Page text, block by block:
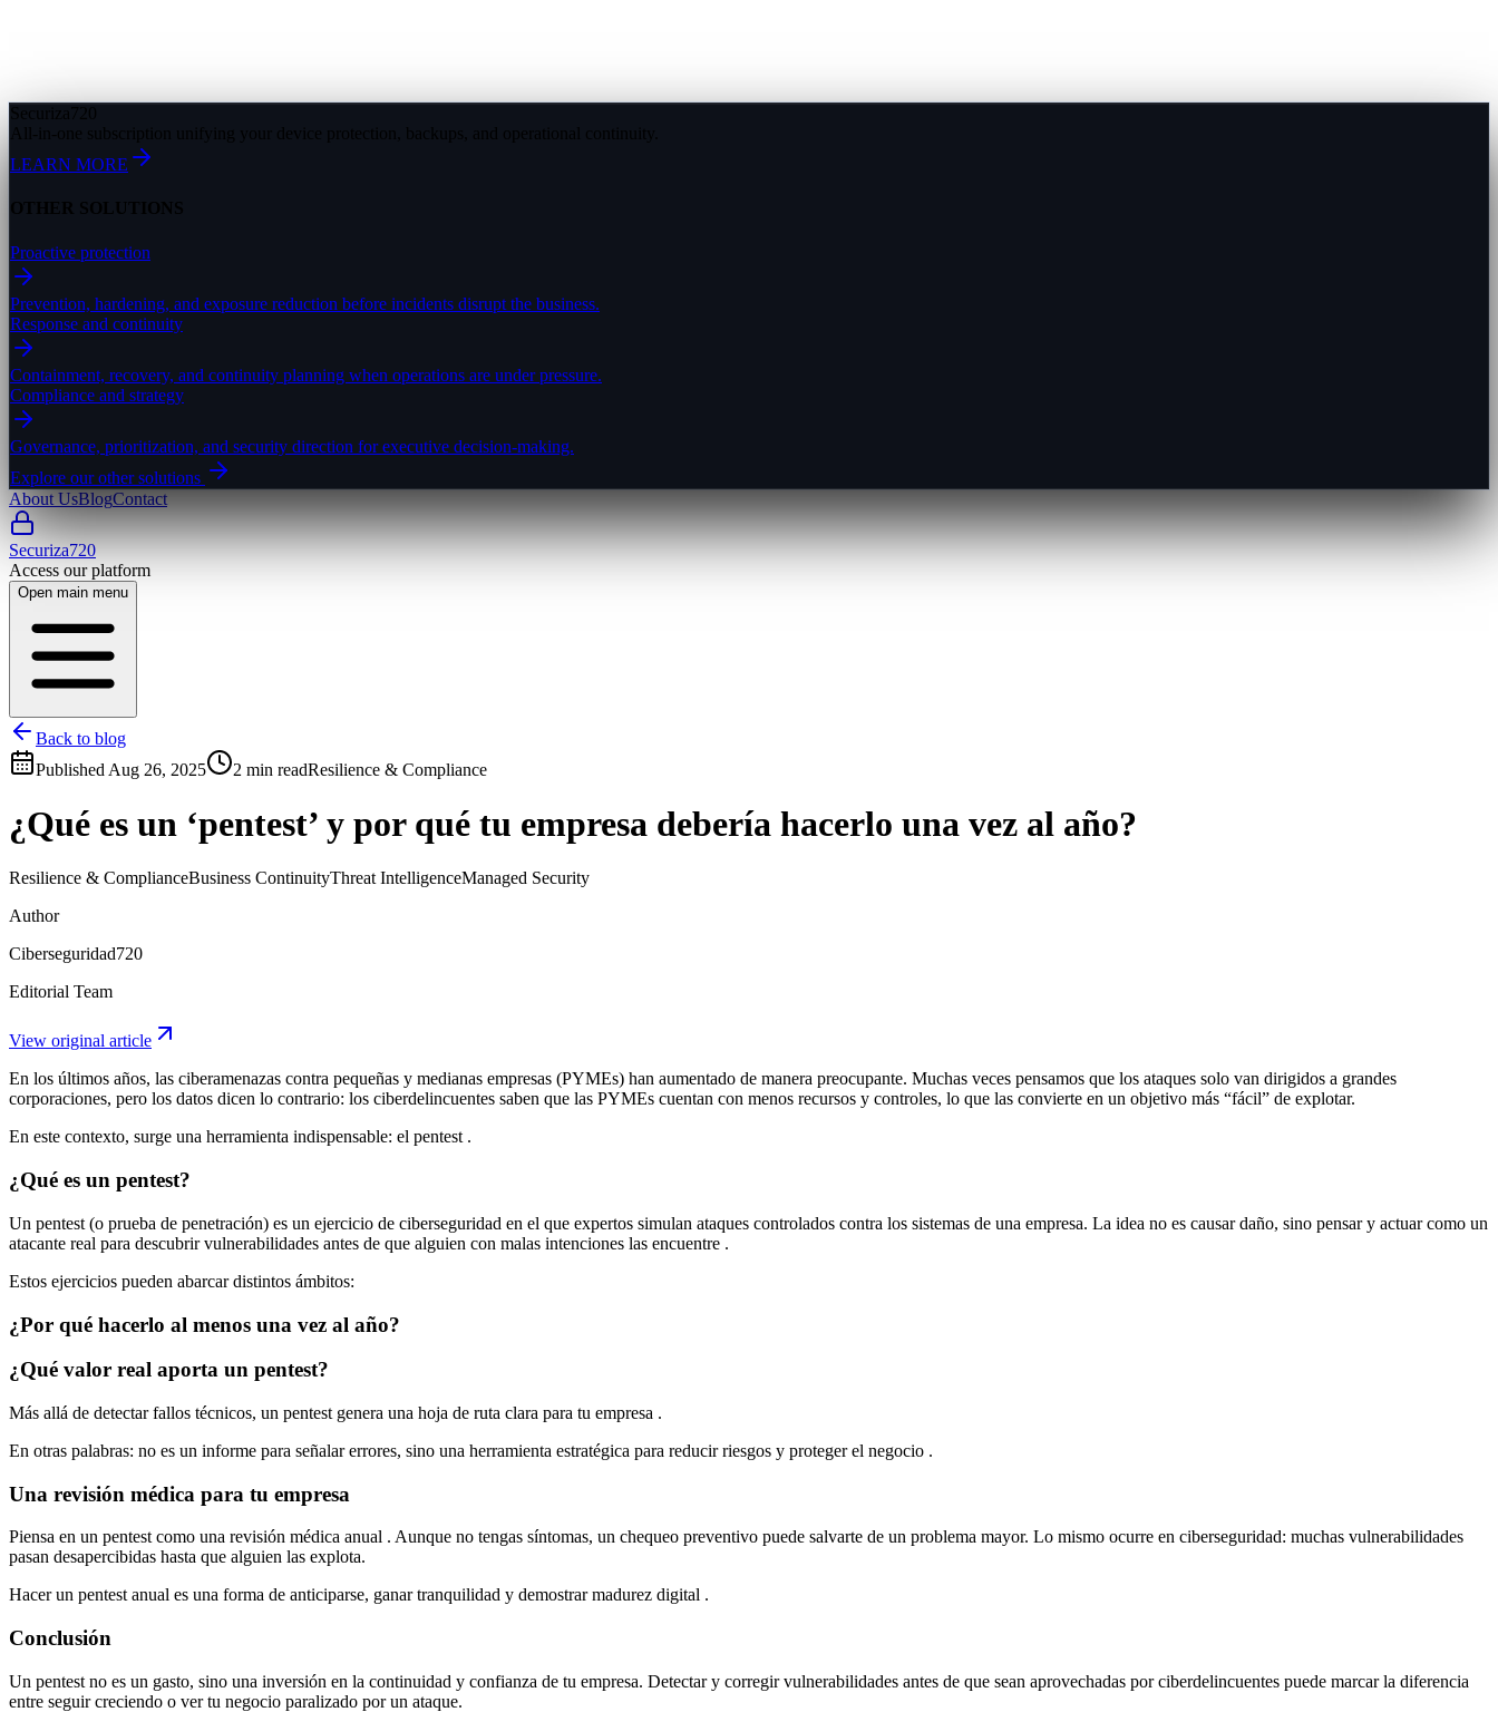
Securiza720
All-in-one subscription unifying your device protection, backups, and operational continuity.
LEARN MORE
OTHER SOLUTIONS
Proactive protection
Prevention, hardening, and exposure reduction before incidents disrupt the business.
Response and continuity
Containment, recovery, and continuity planning when operations are under pressure.
Compliance and strategy
Governance, prioritization, and security direction for executive decision-making.
Explore our other solutions
About UsBlogContact
Securiza720
Access our platform
Open main menu
Back to blog
Published Aug 26, 2025 2 min readResilience & Compliance
¿Qué es un ‘pentest’ y por qué tu empresa debería hacerlo una vez al año?
Resilience & ComplianceBusiness ContinuityThreat IntelligenceManaged Security
Author
Ciberseguridad720
Editorial Team
View original article
En los últimos años, las ciberamenazas contra pequeñas y medianas empresas (PYMEs) han aumentado de manera preocupante. Muchas veces pensamos que los ataques solo van dirigidos a grandes
corporaciones, pero los datos dicen lo contrario: los ciberdelincuentes saben que las PYMEs cuentan con menos recursos y controles, lo que las convierte en un objetivo más “fácil” de explotar.
En este contexto, surge una herramienta indispensable: el pentest.
¿Qué es un pentest?
Un pentest (o prueba de penetración) es un ejercicio de ciberseguridad en el que expertos simulan ataques controlados contra los sistemas de una empresa. La idea no es causar daño, sino pensar y actuar como un
atacante real para descubrir vulnerabilidades antes de que alguien con malas intenciones las encuentre .
Estos ejercicios pueden abarcar distintos ámbitos:
¿Por qué hacerlo al menos una vez al año?
¿Qué valor real aporta un pentest?
Más allá de detectar fallos técnicos, un pentest genera una hoja de ruta clara para tu empresa .
En otras palabras: no es un informe para señalar errores, sino una herramienta estratégica para reducir riesgos y proteger el negocio .
Una revisión médica para tu empresa
Piensa en un pentest como una revisión médica anual . Aunque no tengas síntomas, un chequeo preventivo puede salvarte de un problema mayor. Lo mismo ocurre en ciberseguridad: muchas vulnerabilidades
pasan desapercibidas hasta que alguien las explota.
Hacer un pentest anual es una forma de anticiparse, ganar tranquilidad y demostrar madurez digital .
Conclusión
Un pentest no es un gasto, sino una inversión en la continuidad y confianza de tu empresa. Detectar y corregir vulnerabilidades antes de que sean aprovechadas por ciberdelincuentes puede marcar la diferencia
entre seguir creciendo o ver tu negocio paralizado por un ataque.